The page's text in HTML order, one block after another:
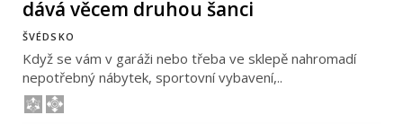
dává věcem druhou šanci
ŠVÉDSKO
Když se vám v garáži nebo třeba ve sklepě nahromadí
nepotřebný nábytek, sportovní vybavení,..